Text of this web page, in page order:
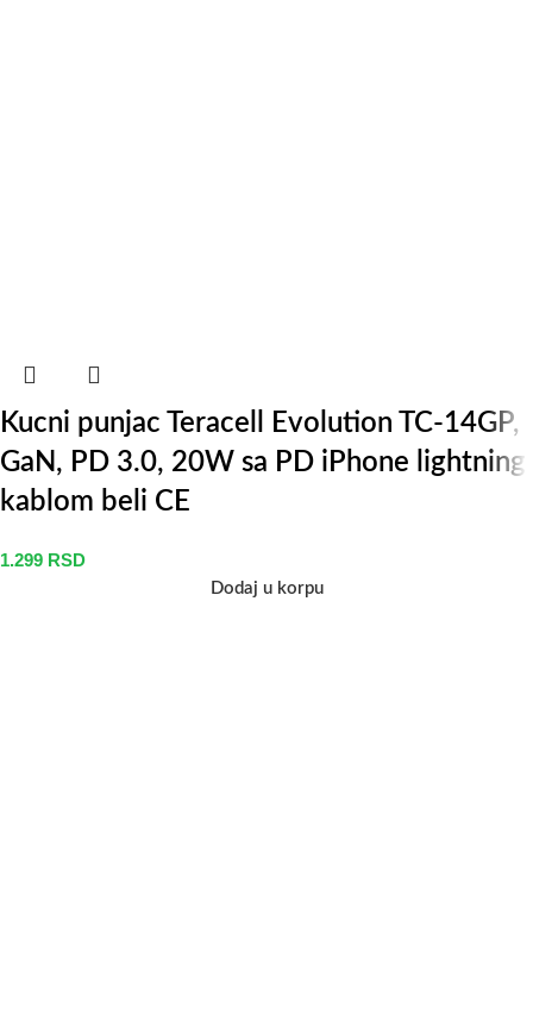
Kucni punjac Teracell Evolution TC-14GP,
GaN, PD 3.0, 20W sa PD iPhone lightning
kablom beli CE
1.299 RSD
Dodaj u korpu